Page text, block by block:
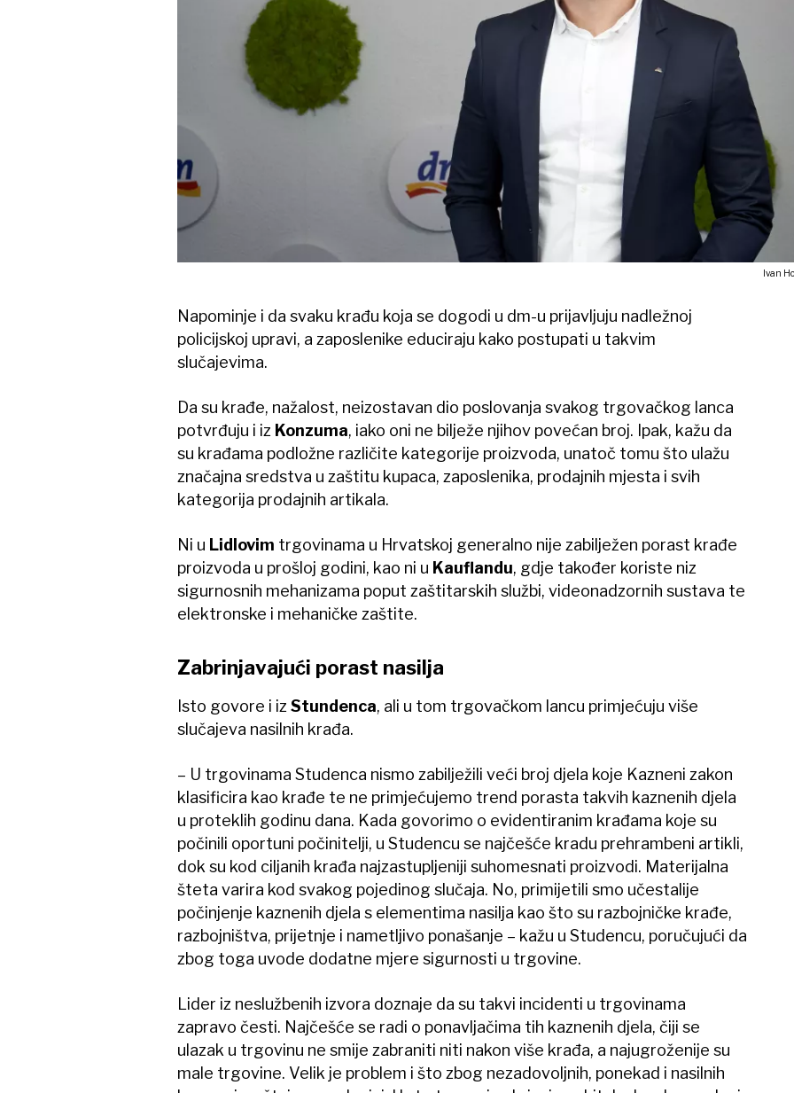
Ivan
Napominje i da svaku krađu koja se dogodi u dm-u prijavljuju nadležnoj
policijskoj upravi, a zaposlenike educiraju kako postupati u takvim
slučajevima.
Da su krađe, nažalost, neizostavan dio poslovanja svakog trgovačkog lanca
potvrđuju i iz Konzuma, iako oni ne bilježe njihov povećan broj. Ipak, kažu da
su krađama podložne različite kategorije proizvoda, unatoč tomu što ulažu
značajna sredstva u zaštitu kupaca, zaposlenika, prodajnih mjesta i svih
kategorija prodajnih artikala.
Ni u Lidlovim trgovinama u Hrvatskoj generalno nije zabilježen porast krađe
proizvoda u prošloj godini, kao ni u Kauflandu, gdje također koriste niz
sigurnosnih mehanizama poput zaštitarskih službi, videonadzornih sustava te
elektronske i mehaničke zaštite.
Zabrinjavajući porast nasilja
Isto govore i iz Stundenca, ali u tom trgovačkom lancu primjećuju više
slučajeva nasilnih krađa.
– U trgovinama Studenca nismo zabilježili veći broj djela koje Kazneni zakon
klasificira kao krađe te ne primjećujemo trend porasta takvih kaznenih djela
u proteklih godinu dana. Kada govorimo o evidentiranim krađama koje su
počinili oportuni počinitelji, u Studencu se najčešće kradu prehrambeni artikli,
dok su kod ciljanih krađa najzastupljeniji suhomesnati proizvodi. Materijalna
šteta varira kod svakog pojedinog slučaja. No, primijetili smo učestalije
počinjenje kaznenih djela s elementima nasilja kao što su razbojničke krađe,
razbojništva, prijetnje i nametljivo ponašanje – kažu u Studencu, poručujući da
zbog toga uvode dodatne mjere sigurnosti u trgovine.
Lider iz neslužbenih izvora doznaje da su takvi incidenti u trgovinama
zapravo česti. Najčešće se radi o ponavljačima tih kaznenih djela, čiji se
ulazak u trgovinu ne smije zabraniti niti nakon više krađa, a najugroženije su
male trgovine. Velik je problem i što zbog nezadovoljnih, ponekad i nasilnih